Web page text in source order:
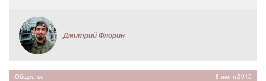
Дмитрий Флорин
Общество 8 июня 2015